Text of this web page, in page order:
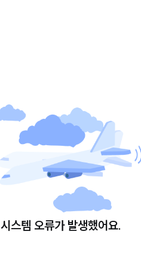
시스템 오류가 발생했어요.